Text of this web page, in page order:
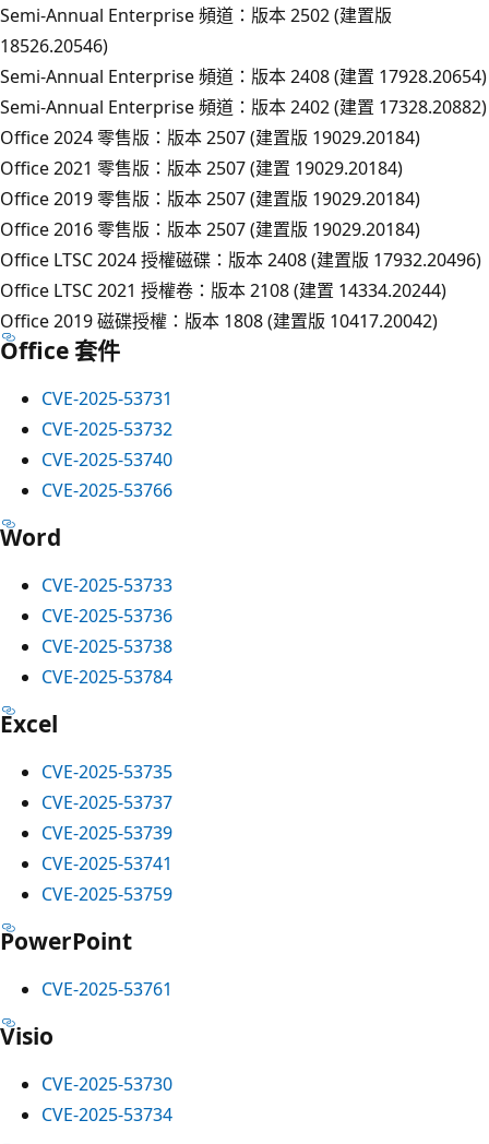
Semi-Annual Enterprise 頻道：版本 2502 (建置版
18526.20546)
Semi-Annual Enterprise 頻道：版本 2408 (建置 17928.20654)
Semi-Annual Enterprise 頻道：版本 2402 (建置 17328.20882)
Office 2024 零售版：版本 2507 (建置版 19029.20184)
Office 2021 零售版：版本 2507 (建置 19029.20184)
Office 2019 零售版：版本 2507 (建置版 19029.20184)
Office 2016 零售版：版本 2507 (建置版 19029.20184)
Office LTSC 2024 授權磁碟：版本 2408 (建置版 17932.20496)
Office LTSC 2021 授權卷：版本 2108 (建置 14334.20244)
Office 2019 磁碟授權：版本 1808 (建置版 10417.20042)
Office 套件
CVE-2025-53731
CVE-2025-53732
CVE-2025-53740
CVE-2025-53766
Word
CVE-2025-53733
CVE-2025-53736
CVE-2025-53738
CVE-2025-53784
Excel
CVE-2025-53735
CVE-2025-53737
CVE-2025-53739
CVE-2025-53741
CVE-2025-53759
PowerPoint
CVE-2025-53761
Visio
CVE-2025-53730
CVE-2025-53734